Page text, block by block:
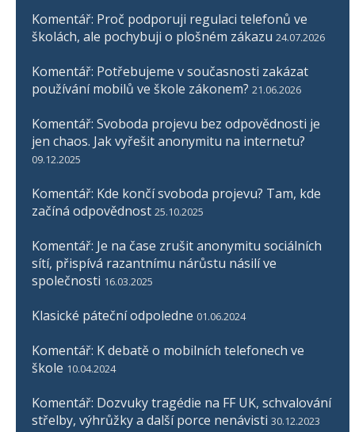
Komentář: Proč podporuji regulaci telefonů ve
školách, ale pochybuji o plošném zákazu 24.07.2026
Komentář: Potřebujeme v současnosti zakázat
používání mobilů ve škole zákonem? 21.06.2026
Komentář: Svoboda projevu bez odpovědnosti je
jen chaos. Jak vyřešit anonymitu na internetu?
09.12.2025
Komentář: Kde končí svoboda projevu? Tam, kde
začíná odpovědnost 25.10.2025
Komentář: Je na čase zrušit anonymitu sociálních
sítí, přispívá razantnímu nárůstu násilí ve
společnosti 16.03.2025
Klasické páteční odpoledne 01.06.2024
Komentář: K debatě o mobilních telefonech ve
škole 10.04.2024
Komentář: Dozvuky tragédie na FF UK, schvalování
střelby, výhrůžky a další porce nenávisti 30.12.2023